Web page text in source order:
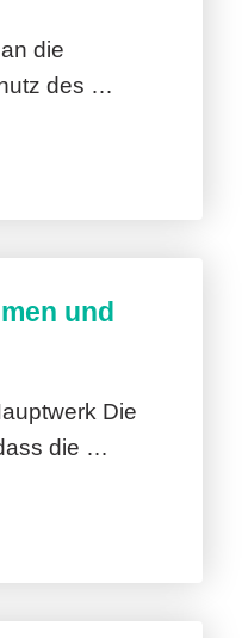
die
des …
und
Die
die …